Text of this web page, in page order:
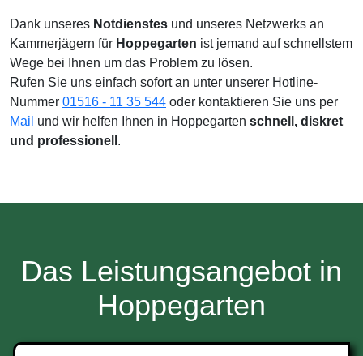
Dank unseres Notdienstes und unseres Netzwerks an
Kammerjägern für Hoppegarten ist jemand auf schnellstem
Wege bei Ihnen um das Problem zu lösen.
Rufen Sie uns einfach sofort an unter unserer Hotline-
Nummer 01516 - 11 35 544 oder kontaktieren Sie uns per
Mail und wir helfen Ihnen in Hoppegarten schnell, diskret
und professionell .
Das Leistungsangebot in
Hoppegarten